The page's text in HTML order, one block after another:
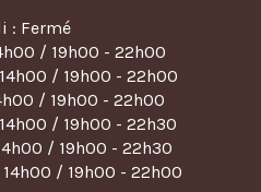
: Fermé
/ 19h00 - 22h00
/ 19h00 - 22h00
/ 19h00 - 22h00
/ 19h00 - 22h30
/ 19h00 - 22h30
14h00 / 19h00 - 22h00